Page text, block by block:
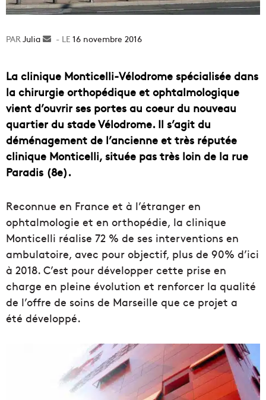
Julia
Envoyer16 novembre 2016
La clinique Monticelli-Vélodrome spécialisée dans
la chirurgie orthopédique et ophtalmologique
vient d’ouvrir ses portes au coeur du nouveau
quartier du stade Vélodrome. Il s’agit du
déménagement de l’ancienne et très réputée
clinique Monticelli, située pas très loin de la rue
Paradis (8e).
Reconnue en France et à l’étranger en
ophtalmologie et en orthopédie, la clinique
Monticelli réalise 72 % de ses interventions en
ambulatoire, avec pour objectif, plus de 90% d’ici
à 2018. C’est pour développer cette prise en
charge en pleine évolution et renforcer la qualité
de l’offre de soins de Marseille que ce projet a
été développé.